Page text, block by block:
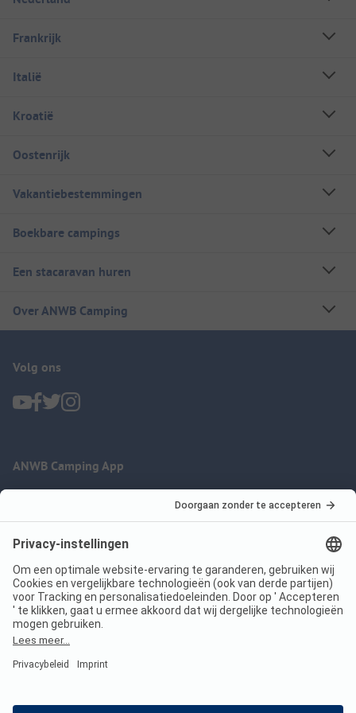
Frankrijk
Italië
Kroatië
Oostenrijk
Vakantiebestemmingen
Boekbare campings
Een stacaravan huren
Over ANWB Camping
Volg ons
ANWB Camping App
Imprint
Jouw privacy
Voorwaarden
Wet digitale diensten